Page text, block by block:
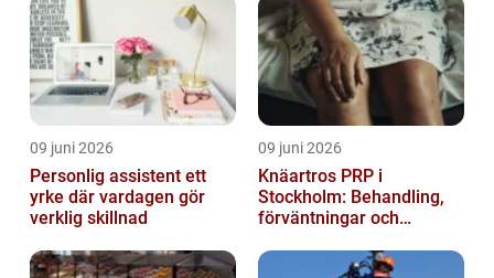
09 juni 2026
Personlig assistent ett
yrke där vardagen gör
verklig skillnad
09 juni 2026
Knäartros PRP i
Stockholm: Behandling,
förväntningar och